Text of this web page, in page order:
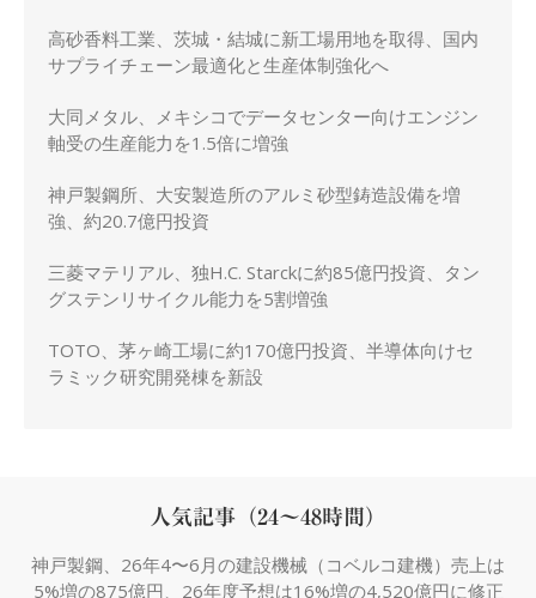
高砂香料工業、茨城・結城に新工場用地を取得、国内
サプライチェーン最適化と生産体制強化へ
大同メタル、メキシコでデータセンター向けエンジン
軸受の生産能力を1.5倍に増強
神戸製鋼所、大安製造所のアルミ砂型鋳造設備を増
強、約20.7億円投資
三菱マテリアル、独H.C. Starckに約85億円投資、タン
グステンリサイクル能力を5割増強
TOTO、茅ヶ崎工場に約170億円投資、半導体向けセ
ラミック研究開発棟を新設
人気記事（24～48時間）
神戸製鋼、26年4〜6月の建設機械（コベルコ建機）売上は
5%増の875億円、26年度予想は16%増の4,520億円に修正